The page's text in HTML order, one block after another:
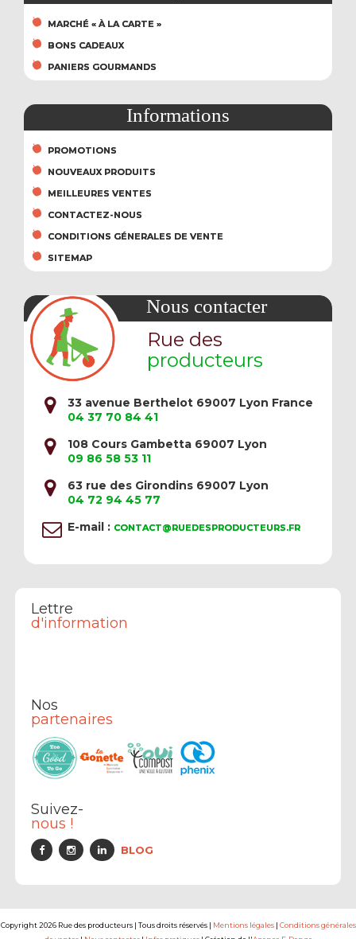
MARCHÉ « À LA CARTE »
BONS CADEAUX
PANIERS GOURMANDS
Informations
PROMOTIONS
NOUVEAUX PRODUITS
MEILLEURES VENTES
CONTACTEZ-NOUS
CONDITIONS GÉNERALES DE VENTE
SITEMAP
Nous contacter
Rue des
producteurs
33 avenue Berthelot 69007 Lyon France
04 37 70 84 41
108 Cours Gambetta 69007 Lyon
09 86 58 53 11
63 rue des Girondins 69007 Lyon
04 72 94 45 77
E-mail : CONTACT@RUEDESPRODUCTEURS.FR
Lettre
d'information
Nos
partenaires
Suivez-
nous !
BLOG
Copyright 2026 Rue des producteurs | Tous droits réservés | Mentions légales| Conditions générales